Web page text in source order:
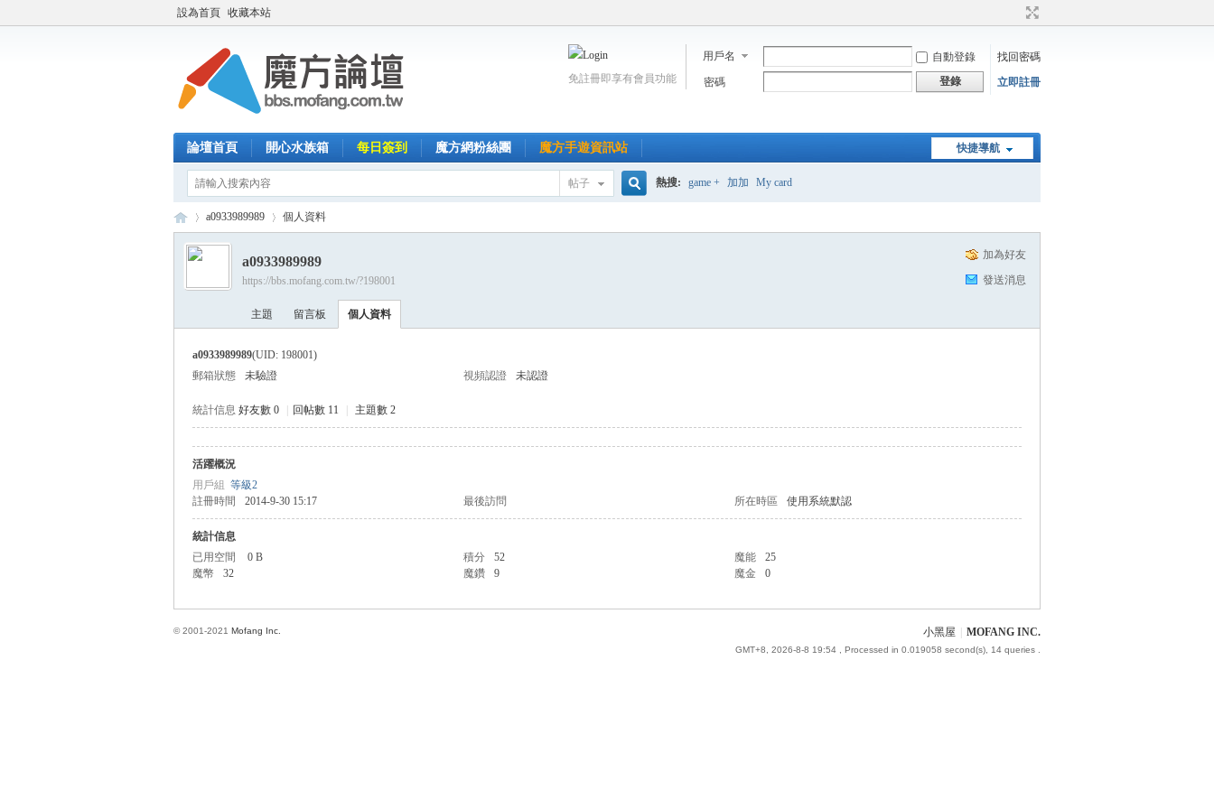
設為首頁 收藏本站
用戶名 自動登錄
找回密碼
密碼
登錄 立即註冊
免註冊即享有會員功能
快捷導航
論壇首頁 開心水族箱 每日簽到 魔方網粉絲團 魔方手遊資訊站
帖子 熱搜: game + 加加 My card
›
a0933989989 個人資料
加為好友
發送消息
a0933989989
https://bbs.mofang.com.tw/?198001
主題 留言板 個人資料
a0933989989(UID: 198001)
郵箱狀態
未驗證 視頻認證 未認證
統計信息 好友數 0 回帖數 11 主題數 2
活躍概況
用戶組 等級2
註冊時間
2014-9-30 15:17 最後訪問 所在時區 使用系統默認
統計信息
已用空間
0 B 積分 52 魔能
25
魔幣
32 魔鑽 9 魔金 0
小黑屋 MOFANG INC.
GMT+8, 2026-8-8 19:54 , Processed in 0.019058 second(s), 14 queries .
© 2001-2021 Mofang Inc.